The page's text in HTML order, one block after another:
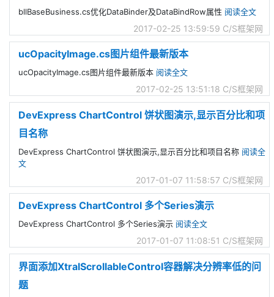
bllBaseBusiness.cs优化DataBinder及DataBindRow属性 阅读全文
2017-02-25 13:59:59 C/S框架网
ucOpacityImage.cs图片组件最新版本
ucOpacityImage.cs图片组件最新版本 阅读全文
2017-02-25 13:51:18 C/S框架网
DevExpress ChartControl 饼状图演示,显示百分比和项
目名称
DevExpress ChartControl 饼状图演示,显示百分比和项目名称 阅读全
文
2017-01-07 11:58:57 C/S框架网
DevExpress ChartControl 多个Series演示
DevExpress ChartControl 多个Series演示 阅读全文
2017-01-07 11:08:51 C/S框架网
界面添加XtralScrollableControl容器解决分辨率低的问
题